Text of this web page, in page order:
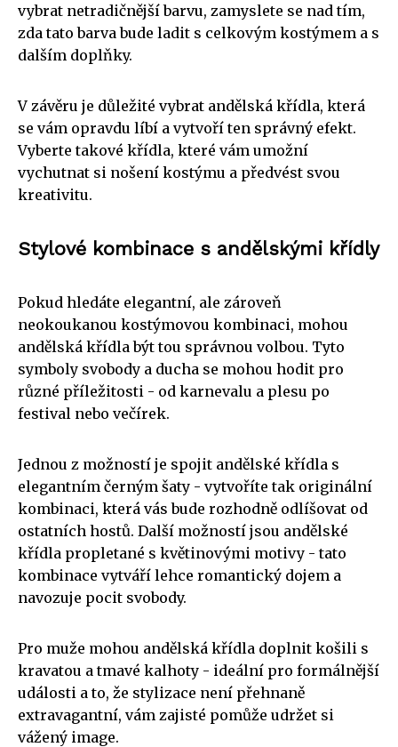
vybrat netradičnější barvu, zamyslete se nad tím,
zda tato barva bude ladit s celkovým kostýmem a s
dalším doplňky.
V závěru je důležité vybrat andělská křídla, která
se vám opravdu líbí a vytvoří ten správný efekt.
Vyberte takové křídla, které vám umožní
vychutnat si nošení kostýmu a předvést svou
kreativitu.
Stylové kombinace s andělskými křídly
Pokud hledáte elegantní, ale zároveň
neokoukanou kostýmovou kombinaci, mohou
andělská křídla být tou správnou volbou. Tyto
symboly svobody a ducha se mohou hodit pro
různé příležitosti - od karnevalu a plesu po
festival nebo večírek.
Jednou z možností je spojit andělské křídla s
elegantním černým šaty - vytvoříte tak originální
kombinaci, která vás bude rozhodně odlíšovat od
ostatních hostů. Další možností jsou andělské
křídla propletané s květinovými motivy - tato
kombinace vytváří lehce romantický dojem a
navozuje pocit svobody.
Pro muže mohou andělská křídla doplnit košili s
kravatou a tmavé kalhoty - ideální pro formálnější
události a to, že stylizace není přehnaně
extravagantní, vám zajisté pomůže udržet si
vážený image.